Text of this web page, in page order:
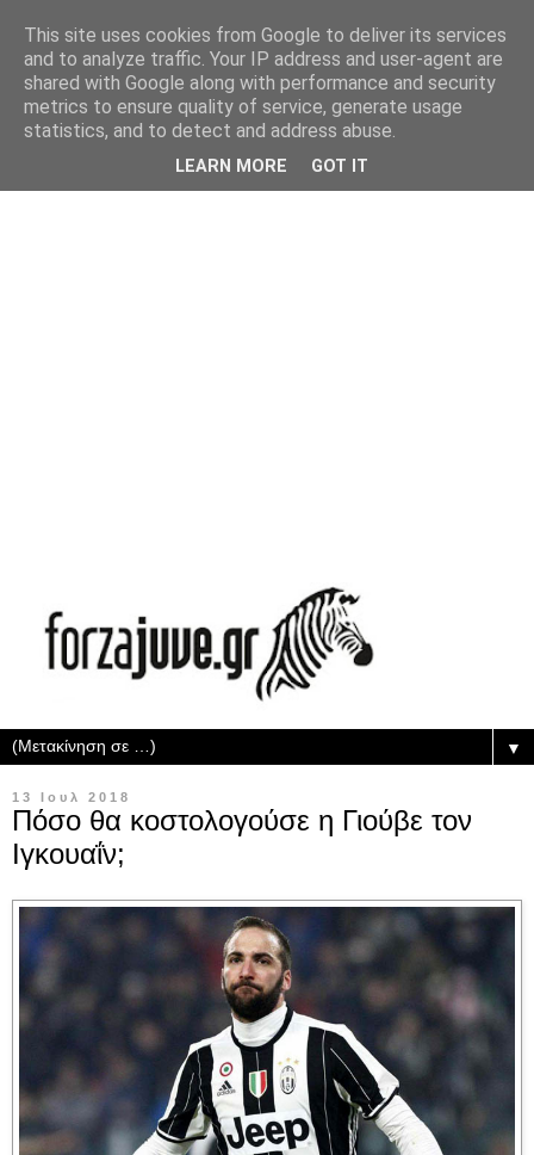
▼
13 Ιουλ 2018
Πόσο θα κοστολογούσε η Γιούβε τον
Ιγκουαΐν;
This site uses cookies from Google to deliver its services
and to analyze traffic. Your IP address and user-agent are
shared with Google along with performance and security
metrics to ensure quality of service, generate usage
statistics, and to detect and address abuse.
LEARN MORE GOT IT